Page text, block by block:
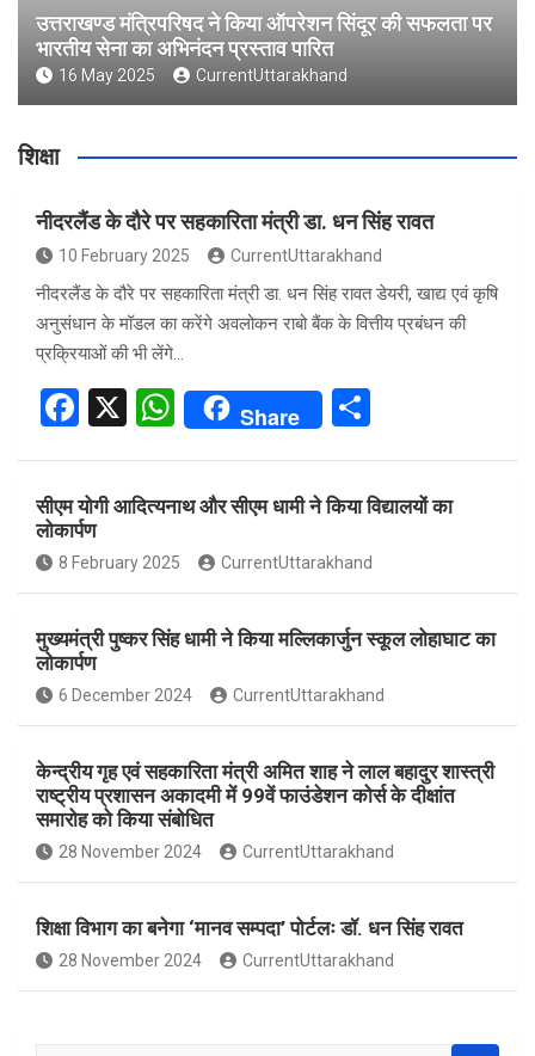
उत्तराखण्ड मंत्रिपरिषद ने किया ऑपरेशन सिंदूर की सफलता पर
भारतीय सेना का अभिनंदन प्रस्ताव पारित
16 May 2025 CurrentUttarakhand
शिक्षा
नीदरलैंड के दौरे पर सहकारिता मंत्री डा. धन सिंह रावत
10 February 2025 CurrentUttarakhand
नीदरलैंड के दौरे पर सहकारिता मंत्री डा. धन सिंह रावत डेयरी, खाद्य एवं कृषि
अनुसंधान के मॉडल का करेंगे अवलोकन राबो बैंक के वित्तीय प्रबंधन की
प्रक्रियाओं की भी लेंगे…
F
ce
b
o
o
k
X
W
s
A
p
p
Share
ar
e
सीएम योगी आदित्यनाथ और सीएम धामी ने किया विद्यालयों का
लोकार्पण
8 February 2025 CurrentUttarakhand
मुख्यमंत्री पुष्कर सिंह धामी ने किया मल्लिकार्जुन स्कूल लोहाघाट का
लोकार्पण
6 December 2024 CurrentUttarakhand
केन्द्रीय गृह एवं सहकारिता मंत्री अमित शाह ने लाल बहादुर शास्त्री
राष्ट्रीय प्रशासन अकादमी में 99वें फाउंडेशन कोर्स के दीक्षांत
समारोह को किया संबोधित
28 November 2024 CurrentUttarakhand
शिक्षा विभाग का बनेगा ‘मानव सम्पदा’ पोर्टलः डॉ. धन सिंह रावत
28 November 2024 CurrentUttarakhand